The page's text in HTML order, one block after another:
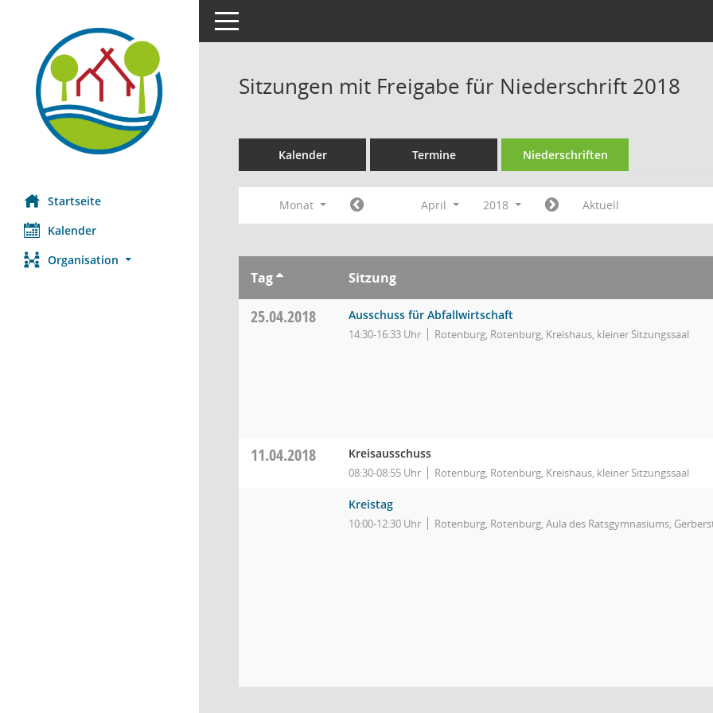
Startseite
Kalender
Organisation
Toggle navigation
Sitzungen mit Freigabe für Niederschrift 2018
Kalender Termine Niederschriften
Monat April 2018 Aktuell
Tag Sitzung
25.04.2018 Ausschuss für Abfallwirtschaft
14:30-16:33 Uhr Rotenburg, Rotenburg, Kreishaus, kleiner Sitzungssaal
11.04.2018 Kreisausschuss
08:30-08:55 Uhr Rotenburg, Rotenburg, Kreishaus, kleiner Sitzungssaal
Kreistag
10:00-12:30 Uhr Rotenburg, Rotenburg, Aula des Ratsgymnasiums,